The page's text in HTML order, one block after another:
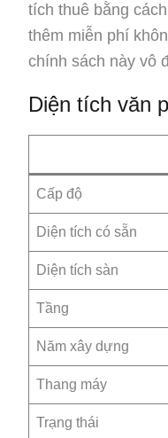
tích thuê bằng
thêm miễn phí
chính sách này vô
Diện tích văn
Cấp độ
Diện tích có sẵn
Diện tích sàn
Tầng
Năm xây dựng
Thang máy
Trạng thái